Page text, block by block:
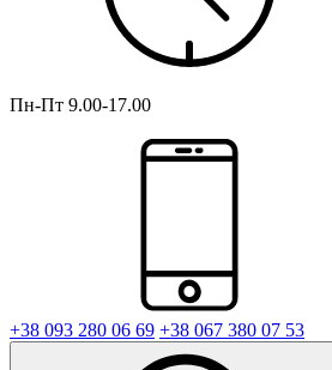
Пн-Пт 9.00-17.00
+38 093 280 06 69 +38 067 380 07 53